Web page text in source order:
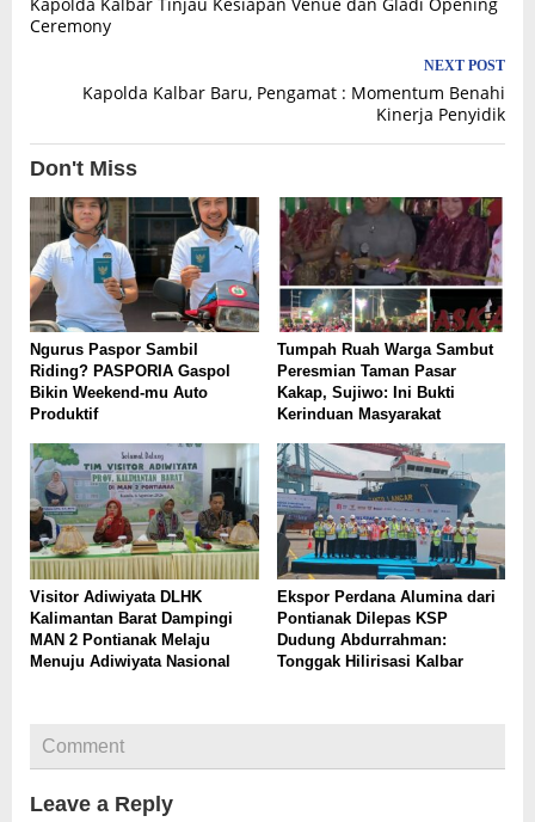
Kapolda Kalbar Tinjau Kesiapan Venue dan Gladi Opening
Ceremony
NEXT POST
Kapolda Kalbar Baru, Pengamat : Momentum Benahi
Kinerja Penyidik
Don't Miss
Ngurus Paspor Sambil
Riding? PASPORIA Gaspol
Bikin Weekend-mu Auto
Produktif
Tumpah Ruah Warga Sambut
Peresmian Taman Pasar
Kakap, Sujiwo: Ini Bukti
Kerinduan Masyarakat
Visitor Adiwiyata DLHK
Kalimantan Barat Dampingi
MAN 2 Pontianak Melaju
Menuju Adiwiyata Nasional
Ekspor Perdana Alumina dari
Pontianak Dilepas KSP
Dudung Abdurrahman:
Tonggak Hilirisasi Kalbar
Comment
Leave a Reply